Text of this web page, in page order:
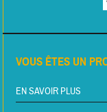
VOUS ÊTES UN
EN SAVOIR PLUS